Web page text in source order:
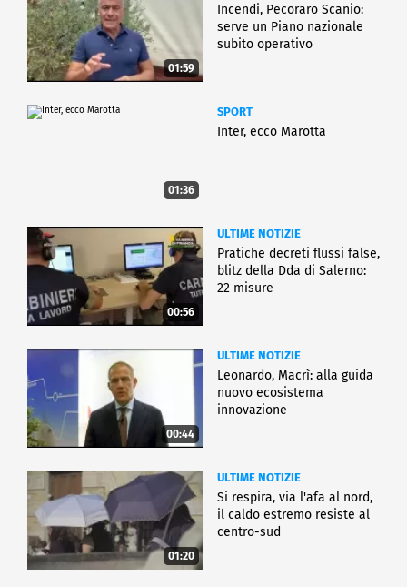
01:59
Incendi, Pecoraro Scanio:
serve un Piano nazionale
subito operativo
01:36
SPORT
Inter, ecco Marotta
00:56
ULTIME NOTIZIE
Pratiche decreti flussi false,
blitz della Dda di Salerno:
22 misure
00:44
ULTIME NOTIZIE
Leonardo, Macrì: alla guida
nuovo ecosistema
innovazione
01:20
ULTIME NOTIZIE
Si respira, via l'afa al nord,
il caldo estremo resiste al
centro-sud